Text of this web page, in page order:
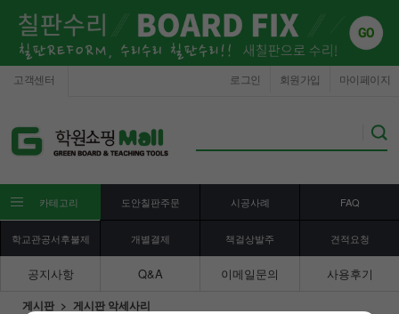
고객센터 마이페이지
회원가입
로그인
카테고리 도안칠판주문 시공사례 FAQ
학교관공서후불제 개별결제 책걸상발주 견적요청
공지사항 Q&A 이메일문의 사용후기
게시판 게시판 악세사리